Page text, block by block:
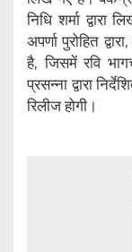
निधि शर्मा
अपर्णा पुरोहित
है, जिसमें रवि
प्रसन्ना द्वारा
रिलीज होगी।